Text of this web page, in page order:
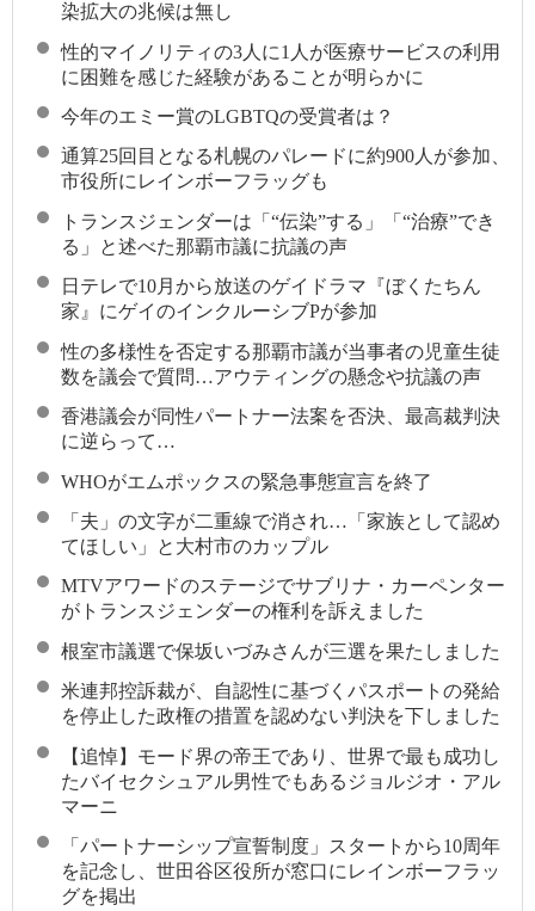
染拡大の兆候は無し
性的マイノリティの3人に1人が医療サービスの利用
に困難を感じた経験があることが明らかに
今年のエミー賞のLGBTQの受賞者は？
通算25回目となる札幌のパレードに約900人が参加、
市役所にレインボーフラッグも
トランスジェンダーは「“伝染”する」「“治療”でき
る」と述べた那覇市議に抗議の声
日テレで10月から放送のゲイドラマ『ぼくたちん
家』にゲイのインクルーシブPが参加
性の多様性を否定する那覇市議が当事者の児童生徒
数を議会で質問…アウティングの懸念や抗議の声
香港議会が同性パートナー法案を否決、最高裁判決
に逆らって…
WHOがエムポックスの緊急事態宣言を終了
「夫」の文字が二重線で消され…「家族として認め
てほしい」と大村市のカップル
MTVアワードのステージでサブリナ・カーペンター
がトランスジェンダーの権利を訴えました
根室市議選で保坂いづみさんが三選を果たしました
米連邦控訴裁が、自認性に基づくパスポートの発給
を停止した政権の措置を認めない判決を下しました
【追悼】モード界の帝王であり、世界で最も成功し
たバイセクシュアル男性でもあるジョルジオ・アル
マーニ
「パートナーシップ宣誓制度」スタートから10周年
を記念し、世田谷区役所が窓口にレインボーフラッ
グを掲出